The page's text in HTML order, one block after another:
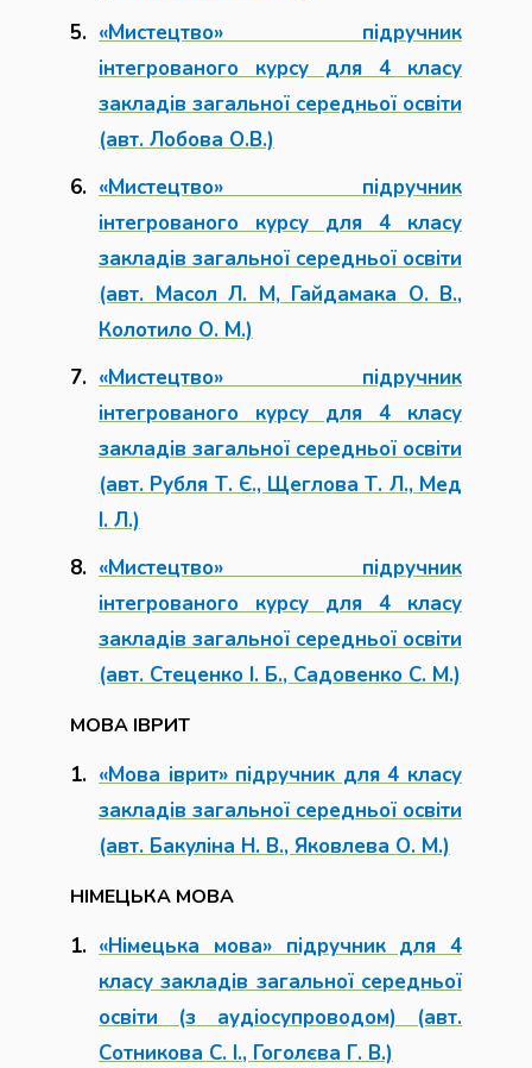
«Мистецтво» підручник
інтегрованого курсу для 4 класу
закладів загальної середньої освіти
(авт. Лобова О.В.)
«Мистецтво» підручник
інтегрованого курсу для 4 класу
закладів загальної середньої освіти
(авт. Масол Л. М, Гайдамака О. В.,
Колотило О. М.)
«Мистецтво» підручник
інтегрованого курсу для 4 класу
закладів загальної середньої освіти
(авт. Рубля Т. Є., Щеглова Т. Л., Мед
І. Л.)
«Мистецтво» підручник
інтегрованого курсу для 4 класу
закладів загальної середньої освіти
(авт. Стеценко І. Б., Садовенко С. М.)
МОВА ІВРИТ
«Мова іврит» підручник для 4 класу
закладів загальної середньої освіти
(авт. Бакуліна Н. В., Яковлева О. М.)
НІМЕЦЬКА МОВА
«Німецька мова» підручник для 4
класу закладів загальної середньої
освіти (з аудіосупроводом) (авт.
Сотникова С. І., Гоголєва Г. В.)